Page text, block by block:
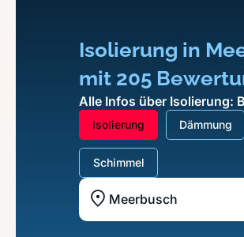
Isolierung in
mit 205
Alle Infos über Isolierung:
Isolierung Dämmung
Schimmel
Standort z.B. Frankfurt am